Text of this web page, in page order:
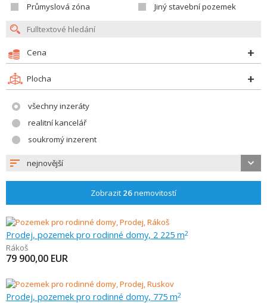
Průmyslová zóna
Jiný stavební pozemek
Cena
Plocha
všechny inzeráty
realitní kancelář
soukromý inzerent
nejnovější
Zobrazit 26nemovitostí
Prodej, pozemek pro rodinné domy, 2 225 m2
Rákoš
79 900,00 EUR
Prodej, pozemek pro rodinné domy, 775 m2